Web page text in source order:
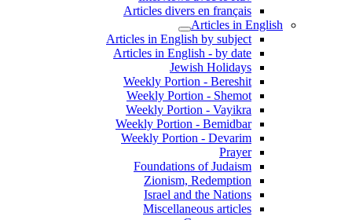
Articles divers en français
Articles in English
Articles in English by subject
Articles in English - by date
Jewish Holidays
Weekly Portion - Bereshit
Weekly Portion - Shemot
Weekly Portion - Vayikra
Weekly Portion - Bemidbar
Weekly Portion - Devarim
Prayer
Foundations of Judaism
Zionism, Redemption
Israel and the Nations
Miscellaneous articles